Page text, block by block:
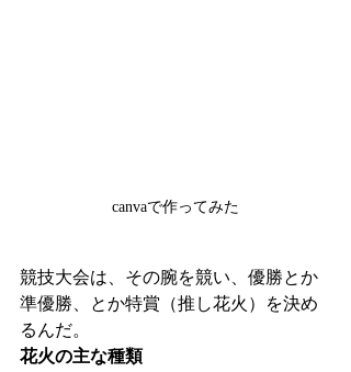
canvaで作ってみた
競技大会は、その腕を競い、優勝とか
準優勝、とか特賞（推し花火）を決め
るんだ。
花火の主な種類